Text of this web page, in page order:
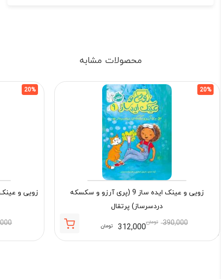
محصولات مشابه
20%
زویی و عینک ایده ساز 9 (پری آرزو و سکسکه
دردسرساز) پرتقال
390,000 تومان312,000 تومان
20%